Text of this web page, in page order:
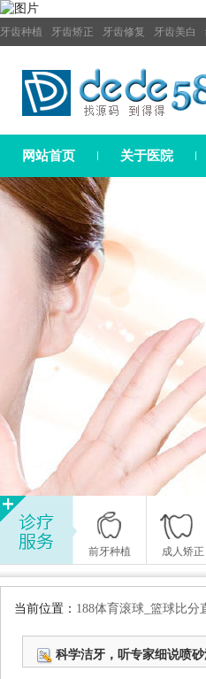
牙齿种植 牙齿矫正 牙齿修复 牙齿美白
网站首页 关于医院
前牙种植 成人矫正
当前位置： 188体育滚球_篮球比分
科学洁牙，听专家细说喷砂